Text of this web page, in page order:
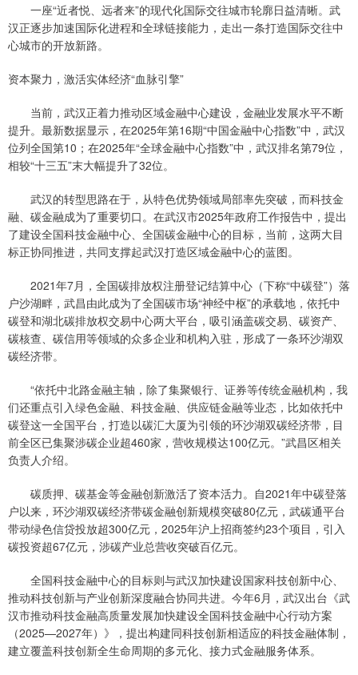
一座“近者悦、远者来”的现代化国际交往城市轮廓日益清晰。武
汉正逐步加速国际化进程和全球链接能力，走出一条打造国际交往中
心城市的开放新路。
资本聚力，激活实体经济“血脉引擎”
当前，武汉正着力推动区域金融中心建设，金融业发展水平不断
提升。最新数据显示，在2025年第16期“中国金融中心指数”中，武汉
位列全国第10；在2025年“全球金融中心指数”中，武汉排名第79位，
相较“十三五”末大幅提升了32位。
武汉的转型思路在于，从特色优势领域局部率先突破，而科技金
融、碳金融成为了重要切口。在武汉市2025年政府工作报告中，提出
了建设全国科技金融中心、全国碳金融中心的目标，当前，这两大目
标正协同推进，共同支撑起武汉打造区域金融中心的蓝图。
2021年7月，全国碳排放权注册登记结算中心（下称“中碳登”）落
户沙湖畔，武昌由此成为了全国碳市场“神经中枢”的承载地，依托中
碳登和湖北碳排放权交易中心两大平台，吸引涵盖碳交易、碳资产、
碳核查、碳信用等领域的众多企业和机构入驻，形成了一条环沙湖双
碳经济带。
“依托中北路金融主轴，除了集聚银行、证券等传统金融机构，我
们还重点引入绿色金融、科技金融、供应链金融等业态，比如依托中
碳登这一全国平台，打造以碳汇大厦为引领的环沙湖双碳经济带，目
前全区已集聚涉碳企业超460家，营收规模达100亿元。”武昌区相关
负责人介绍。
碳质押、碳基金等金融创新激活了资本活力。自2021年中碳登落
户以来，环沙湖双碳经济带碳金融创新规模突破80亿元，武碳通平台
带动绿色信贷投放超300亿元，2025年沪上招商签约23个项目，引入
碳投资超67亿元，涉碳产业总营收突破百亿元。
全国科技金融中心的目标则与武汉加快建设国家科技创新中心、
推动科技创新与产业创新深度融合协同共进。今年6月，武汉出台《武
汉市推动科技金融高质量发展加快建设全国科技金融中心行动方案
（2025—2027年）》，提出构建同科技创新相适应的科技金融体制，
建立覆盖科技创新全生命周期的多元化、接力式金融服务体系。